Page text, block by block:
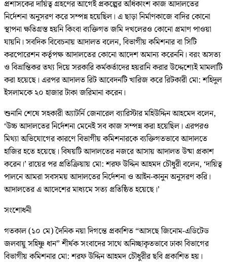
প্রশাসকের দায়িত্ব গ্রহণের আগেই প্রকল্পের অধিকাংশ কাজ আদালতের
নির্দেশনা অনুসরণ করে সম্পন্ন হয়েছিল। এ ছাড়া নির্মাণকাজে বাদির কোনো
স্থাপনা ক্ষতিগ্রস্ত হয়নি কিংবা ব্যক্তিগত জমি দখলেরও কোনো প্রমাণ পাওয়া
যায়নি। সবদিক বিবেচনায় আদালত বলেন, বিভাগীয় কমিশনার বা সিটি
করপোরেশন কর্তৃপক্ষ আদালতের কোনো আদেশ অমান্য করেননি। বরং অসত্য
ও বিভ্রান্তিকর তথ্য দিয়ে সরকারি কর্মকর্তাদের হয়রানি করার উদ্দেশ্যেই মামলাটি
করা হয়েছে। এরপর আদালত রিট আবেদনটি খারিজ করে রিটকারী মো: শহিদুল
ইসলামকে ২০ হাজার টাকা জরিমানা করেন।
শুনানি শেষে সহকারী অ্যাটর্নি জেনারেল ব্যারিস্টার মহিউদ্দিন আহমেদ বলেন,
‘উচ্চ আদালতের নির্দেশনা মেনেই সব কাজ সম্পন্ন করা হয়েছিল। এরপরও
মিথ্যা অভিযোগের কারণে বিভাগীয় কমিশনারকে ব্যক্তিগতভাবে আদালতে
হাজির হতে হয়েছে। বিষয়টি আদালতের নজরে আসায় আদালত উষ্মা প্রকাশ
করেন।’ রায়ের পর প্রতিক্রিয়ায় মো: শরফ উদ্দিন আহমদ চৌধুরী বলেন, ‘দায়িত্ব
পালনে আমরা সবসময় আদালতের নির্দেশনা ও আইন-কানুন অনুসরণ করি।
আদালতের এ আদেশের মাধ্যমে সত্য প্রতিষ্ঠিত হয়েছে।’
সংশোধনী
গতকাল (১০ মে) দৈনিক নয়া দিগন্তে প্রকাশিত “আসছে জিনোম-এডিটেড
জলবায়ু সহিষ্ণু ধান” শীর্ষক সংবাদের সাথে অনিচ্ছাকৃতভাবে ঢাকা বিভাগের
বিভাগীয় কমিশনার মো: শরফ উদ্দিন আহমদ চৌধুরীর ছবি প্রকাশিত হয়।